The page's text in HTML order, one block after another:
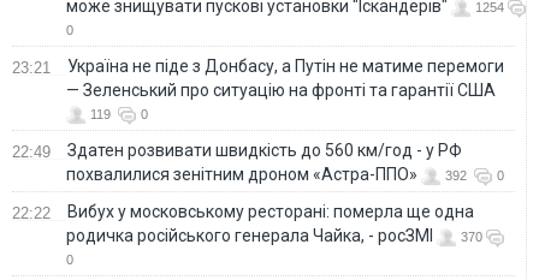
може знищувати пускові установки "Іскандерів"
1254
0
23:21
Україна не піде з Донбасу, а Путін не матиме перемоги
— Зеленський про ситуацію на фронті та гарантії США
119 0
22:49
Здатен розвивати швидкість до 560 км/год - у РФ
похвалилися зенітним дроном «Астра-ППО»
392 0
22:22
Вибух у московському ресторані: померла ще одна
родичка російського генерала Чайка, - росЗМІ
370
0